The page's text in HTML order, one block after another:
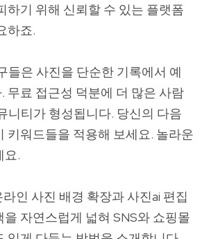
하기 위해 신뢰할 수 있는 플랫폼
하죠.
들은 사진을 단순한 기록에서 예
무료 접근성 덕분에 더 많은 사람
니티가 형성됩니다. 당신의 다음
키워드들을 적용해 보세요. 놀라운
요.
라인 사진 배경 확장과 사진ai 편집
자연스럽게 넓혀 SNS와 쇼핑몰